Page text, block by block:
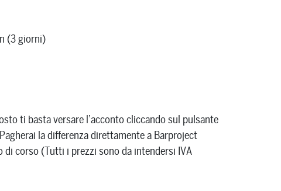
(3 giorni)
ti basta versare l’acconto cliccando sul pulsante
la differenza direttamente a Barproject
di corso (Tutti i prezzi sono da intendersi IVA